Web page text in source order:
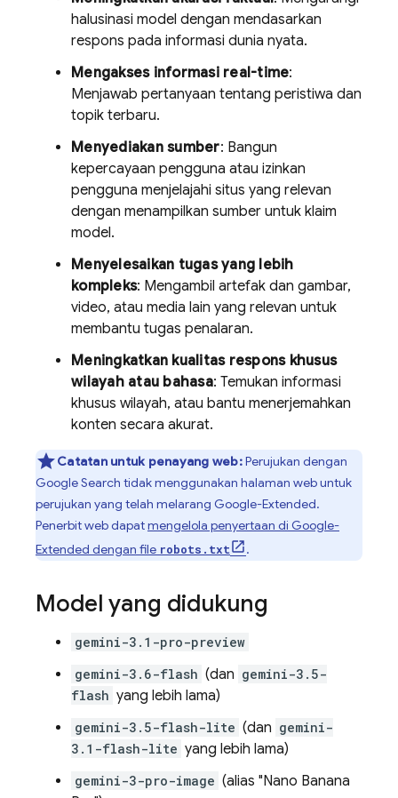
halusinasi model dengan mendasarkan
respons pada informasi dunia nyata.
Mengakses informasi real-time:
Menjawab pertanyaan tentang peristiwa dan
topik terbaru.
Menyediakan sumber: Bangun
kepercayaan pengguna atau izinkan
pengguna menjelajahi situs yang relevan
dengan menampilkan sumber untuk klaim
model.
Menyelesaikan tugas yang lebih
kompleks: Mengambil artefak dan gambar,
video, atau media lain yang relevan untuk
membantu tugas penalaran.
Meningkatkan kualitas respons khusus
wilayah atau bahasa: Temukan informasi
khusus wilayah, atau bantu menerjemahkan
konten secara akurat.
Catatan untuk penayang web:Perujukan dengan
Google Search tidak menggunakan halaman web untuk
perujukan yang telah melarang Google-Extended.
Penerbit web dapatmengelola penyertaan di Google-
Extended dengan file robots.txt .
Model yang didukung
gemini-3.1-pro-preview
gemini-3.6-flash (dan gemini-3.5-
flash yang lebih lama)
gemini-3.5-flash-lite (dan gemini-
3.1-flash-lite yang lebih lama)
gemini-3-pro-image (alias "Nano Banana